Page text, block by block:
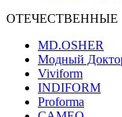
ОТЕЧЕСТВЕННЫЕ
MD.OSHER
Модный
Viviform
INDIFORM
Proforma